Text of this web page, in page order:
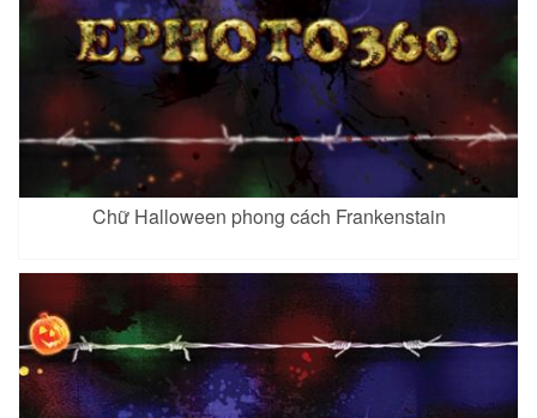
Chữ Halloween phong cách Frankenstain